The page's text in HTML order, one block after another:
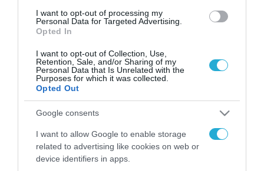
I want to opt-out of processing my
Personal Data for Targeted Advertising.
Opted In
I want to opt-out of Collection, Use,
Retention, Sale, and/or Sharing of my
Personal Data that Is Unrelated with the
Purposes for which it was collected.
Opted Out
Google consents
I want to allow Google to enable storage
related to advertising like cookies on web or
device identifiers in apps.
ΡΟΗ ΕΙΔΗΣΕΩΝ
Το χρηματοδοτούμενο
από την ΕΕ έργο “The
ενισχύει την ασφάλεια
των παιδιών στο
διαδίκτυο
31.07.2026